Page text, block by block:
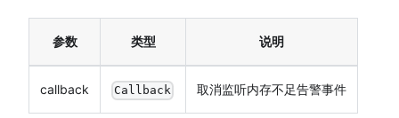
参数 类型 说明
callback Callback 取消监听内存不足告警事件